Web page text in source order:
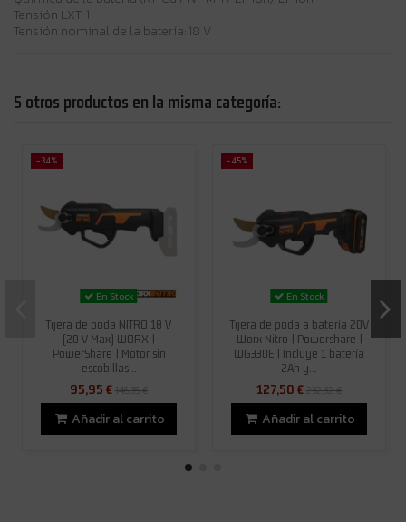
Tensión LXT: 1
Tensión nominal de la batería: 18 V
5 otros productos en la misma categoría:
-34%
En Stock
Tijera de poda NITRO 18 V
(20 V Max) WORX |
PowerShare | Motor sin
escobillas...
95,95 €146,35 €
Añadir al carrito
-45%
En Stock
Tijera de poda a batería 20V
Worx Nitro | Powershare |
WG330E | Incluye 1 batería
2Ah y...
127,50 €232,32 €
Añadir al carrito